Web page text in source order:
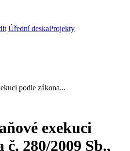
Úřední deskaProjekty
podle zákona...
exekuci
č. 280/2009 Sb.,